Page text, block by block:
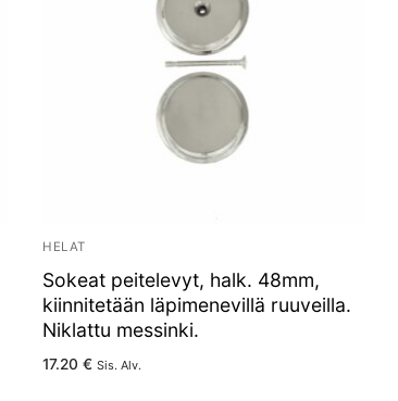
HELAT
Sokeat peitelevyt, halk. 48mm,
kiinnitetään läpimenevillä ruuveilla.
Niklattu messinki.
17.20 € Sis. Alv.